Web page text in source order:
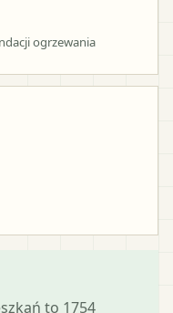
ogrzewania
to 1754